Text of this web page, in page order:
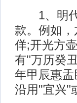
1、明代
款。例如，
佯;开光方
有"万历癸
年甲辰惠
沿用"宜兴"